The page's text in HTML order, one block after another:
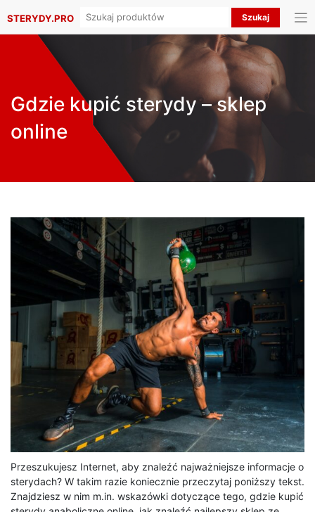
STERYDY.PRO
Search
Gdzie kupić sterydy – sklep
online
Przeszukujesz Internet, aby znaleźć najważniejsze informacje o
sterydach? W takim razie koniecznie przeczytaj poniższy tekst.
Znajdziesz w nim m.in. wskazówki dotyczące tego, gdzie kupić